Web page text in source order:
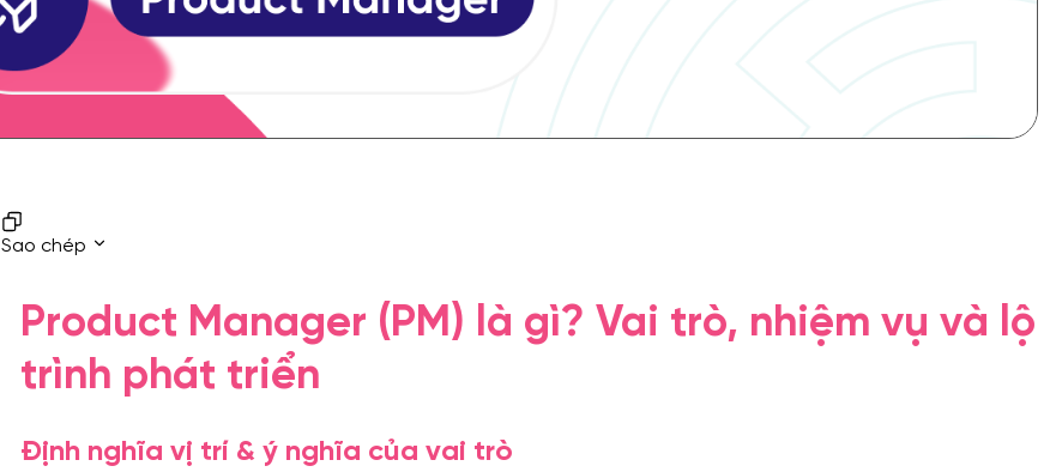
Sao chép
Product Manager (PM) là gì? Vai trò, nhiệm vụ và lộ
trình phát triển
Định nghĩa vị trí & ý nghĩa của vai trò